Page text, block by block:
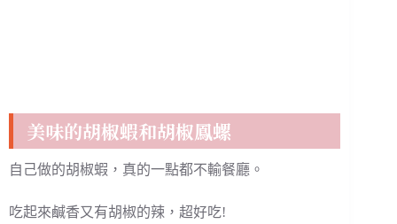
美味的胡椒蝦和胡椒鳳螺
自己做的胡椒蝦，真的一點都不輸餐廳。
吃起來鹹香又有胡椒的辣，超好吃!